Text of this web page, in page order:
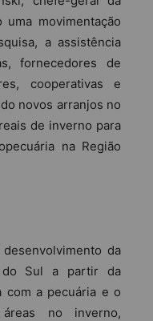
movimentação
a assistência
fornecedores de
cooperativas e
novos arranjos no
de inverno para
na Região
da
do Sul a partir da
com a pecuária e o
no inverno,